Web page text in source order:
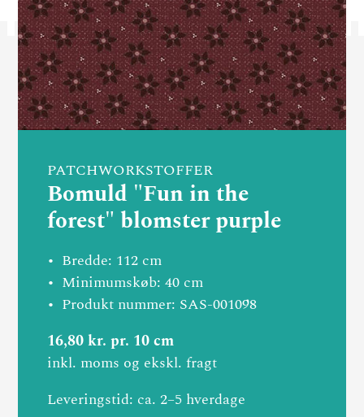
PATCHWORKSTOFFER
Bomuld "Fun in the
forest" blomster purple
Bredde: 112 cm
Minimumskøb: 40 cm
Produkt nummer: SAS-001098
16,80 kr. pr. 10 cm
inkl. moms og ekskl. fragt
Leveringstid: ca. 2–5 hverdage